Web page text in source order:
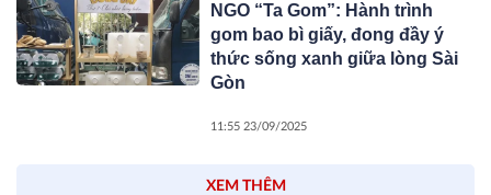
NGO “Ta Gom”: Hành trình
gom bao bì giấy, đong đầy ý
thức sống xanh giữa lòng Sài
Gòn
11:55 23/09/2025
XEM THÊM